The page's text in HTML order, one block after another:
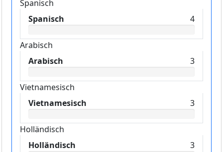
Spanisch
Spanisch
4
Arabisch
Arabisch
3
Vietnamesisch
Vietnamesisch
3
Holländisch
Holländisch
3